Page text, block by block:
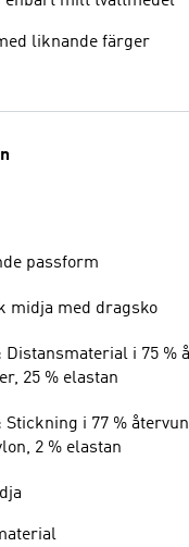
med liknande färger
passform
midja med dragsko
i 75 %
25 % elastan
i 77 %
2 % elastan